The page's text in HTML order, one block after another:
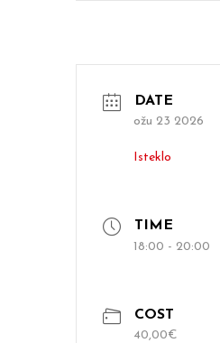
DATE
ožu 23 2026
Isteklo
TIME
18:00 - 20:00
COST
40,00€